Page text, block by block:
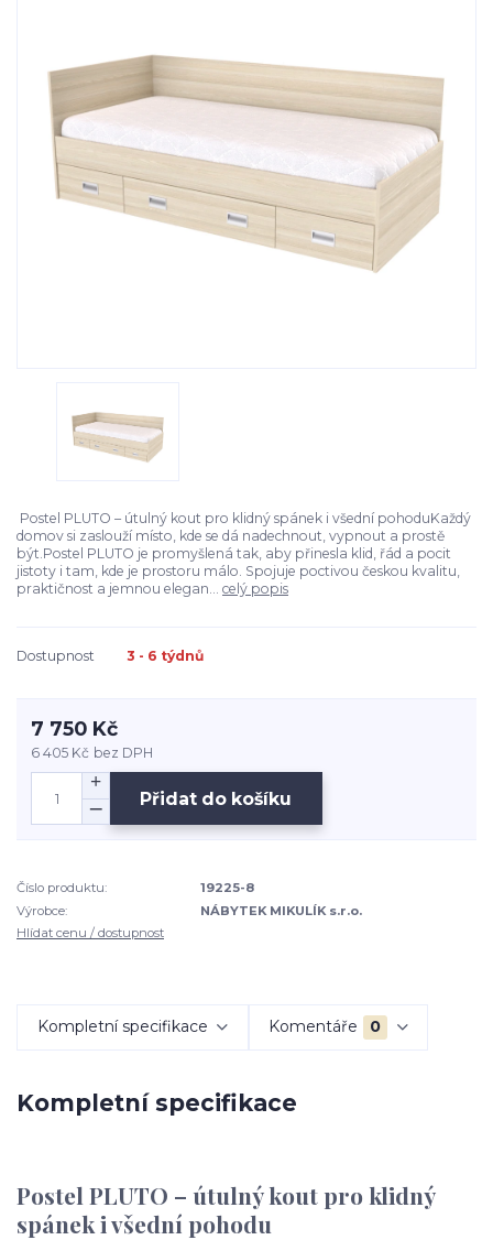
Postel PLUTO – útulný kout pro klidný spánek i všední pohoduKaždý
domov si zaslouží místo, kde se dá nadechnout, vypnout a prostě
být.Postel PLUTO je promyšlená tak, aby přinesla klid, řád a pocit
jistoty i tam, kde je prostoru málo. Spojuje poctivou českou kvalitu,
praktičnost a jemnou elegan... celý popis
Dostupnost 3 - 6 týdnů
7 750 Kč
6 405 Kč bez DPH
Přidat do košíku
Číslo produktu:
19225-8
Výrobce:
NÁBYTEK MIKULÍK s.r.o.
Hlídat cenu / dostupnost
Kompletní specifikace Komentáře 0
Kompletní specifikace
Postel PLUTO – útulný kout pro klidný
spánek i všední pohodu